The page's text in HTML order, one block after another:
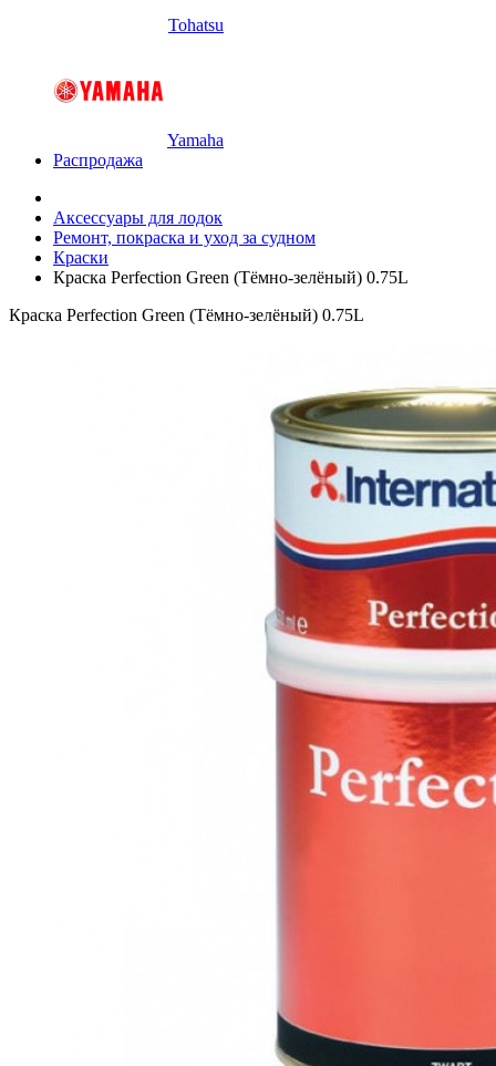
Tohatsu
Yamaha
Распродажа
Аксессуары для лодок
Ремонт, покраска и уход за судном
Краски
Краска Perfection Green (Тёмно-зелёный) 0.75L
Краска Perfection Green (Тёмно-зелёный) 0.75L